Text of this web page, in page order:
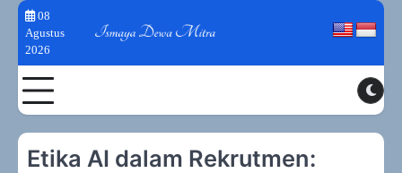
Skip
content
08
Agustus
2026
Toggle
Etika AI dalam Rekrutmen: